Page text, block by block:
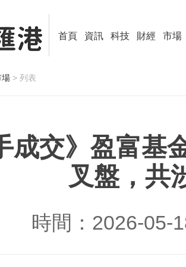
首頁 資訊 科技 財經 市場
場 > 列表
成交》盈富基
叉盤，共
時間：2026-